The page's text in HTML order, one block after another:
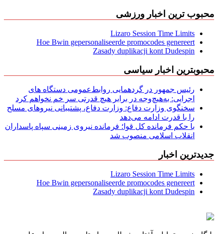
محبوب ترین اخبار ورزشی
Lizaro Session Time Limits
Hoe Bwin gepersonaliseerde promocodes genereert
Zasady duplikacji kont Dudespin
محبوبترین اخبار سیاسی
رئیس جمهور در گردهمایی روابط‌عمومی دستگاه های
اجرایی: به‌هیچ‌وجه در برابر هیچ قدرتی سر خم نخواهم کرد
سخنگوی وزارت دفاع: وزارت دفاع، پشتیبانی نیرو‌های مسلح
را با قدرت ادامه می‌دهد
با حکم فرمانده کل قوا؛ فرمانده نیروی زمینی سپاه پاسداران
انقلاب اسلامی منصوب شد
جدیدترین اخبار
Lizaro Session Time Limits
Hoe Bwin gepersonaliseerde promocodes genereert
Zasady duplikacji kont Dudespin